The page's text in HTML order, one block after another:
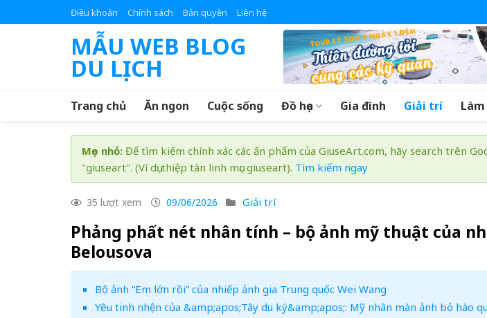
to
Điều khoản Chính sách Bản quyền Liên hệ
MẪU WEB BLOG
DU LỊCH
Trang chủ Ăn ngon Cuộc sống Đồ họa Gia đình Giải trí
Mẹo nhỏ: Để tìm kiếm chính xác các ấn phẩm của GiuseArt.com, hãy search trên
"giuseart". (Ví dụ: thiệp tân linh mục giuseart). Tìm kiếm ngay
35 lượt xem 09/06/2026 Giải trí
Phảng phất nét nhân tính – bộ ảnh mỹ thuật của
Belousova
Bộ ảnh “Em lớn rồi” của nhiếp ảnh gia Trung quốc Wei Wang
Yêu tinh nhện của &amp;apos;Tây du ký&amp;apos;: Mỹ nhân màn ảnh bỏ hào